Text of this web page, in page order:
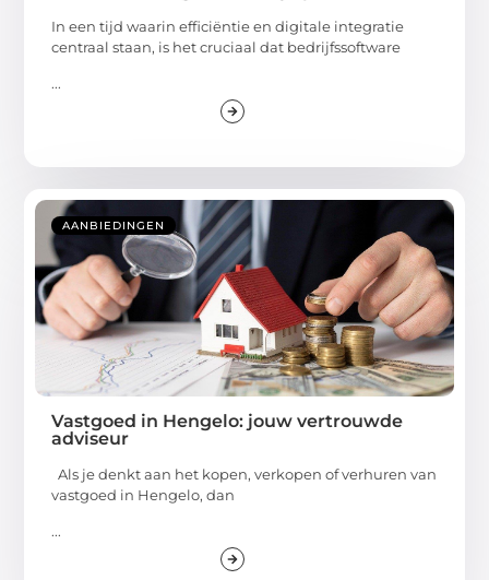
In een tijd waarin efficiëntie en digitale integratie
centraal staan, is het cruciaal dat bedrijfssoftware
...
AANBIEDINGEN
Vastgoed in Hengelo: jouw vertrouwde
adviseur
Als je denkt aan het kopen, verkopen of verhuren van
vastgoed in Hengelo, dan
...